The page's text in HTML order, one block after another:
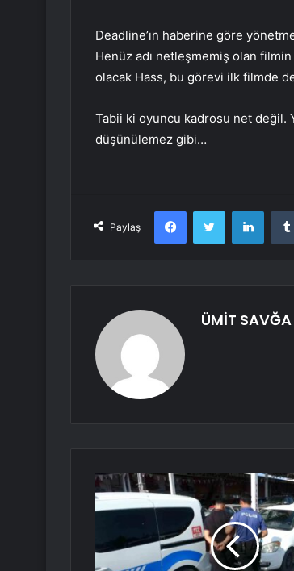
Deadline’ın haberine göre
Henüz adı netleşmemiş olan
olacak Hass, bu görevi ilk filmde
Tabii ki oyuncu kadrosu net değil.
düşünülemez gibi…
Paylaş
FacebookTwitter
ÜMİT SAVĞA